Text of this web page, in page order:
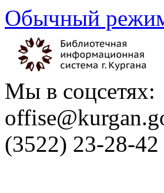
Обычный
Мы в соцсетях:
(3522) 23-28-42